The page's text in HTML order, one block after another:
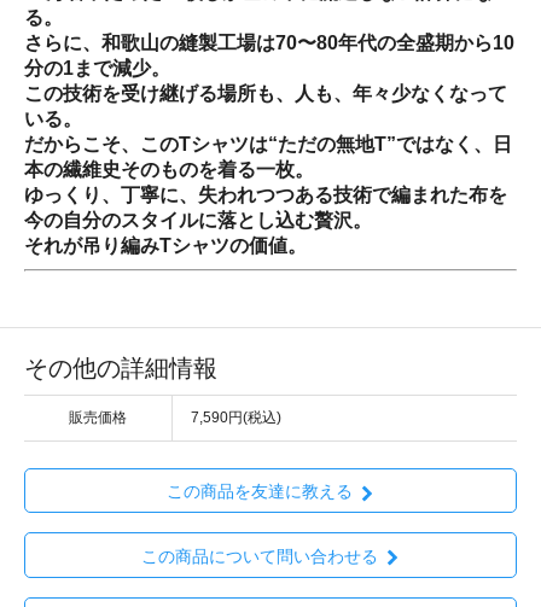
る。
さらに、和歌山の縫製工場は70〜80年代の全盛期から10
分の1まで減少。
この技術を受け継げる場所も、人も、年々少なくなって
いる。
だからこそ、このTシャツは“ただの無地T”ではなく、日
本の繊維史そのものを着る一枚。
ゆっくり、丁寧に、失われつつある技術で編まれた布を
今の自分のスタイルに落とし込む贅沢。
それが吊り編みTシャツの価値。
その他の詳細情報
販売価格 7,590円(税込)
この商品を友達に教える
この商品について問い合わせる